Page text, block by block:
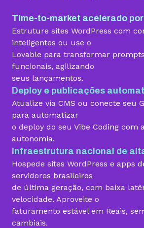
Hospedagem gerenciada para
Domínio grátis
Migração grátis
Vibe Coding
Criador de Sites grátis
Armazenamento
Time-to-market acelerado
Estruture sites WordPress com
inteligentes ou use o
Lovable para transformar
funcionais, agilizando
seus lançamentos.
Deploy e publicações
Atualize via CMS ou conecte seu
para automatizar
o deploy do seu Vibe Coding com
autonomia.
Infraestrutura nacional de
Hospede sites WordPress e apps
servidores brasileiros
de última geração, com baixa
velocidade. Aproveite o
faturamento estável em Reais,
cambiais.